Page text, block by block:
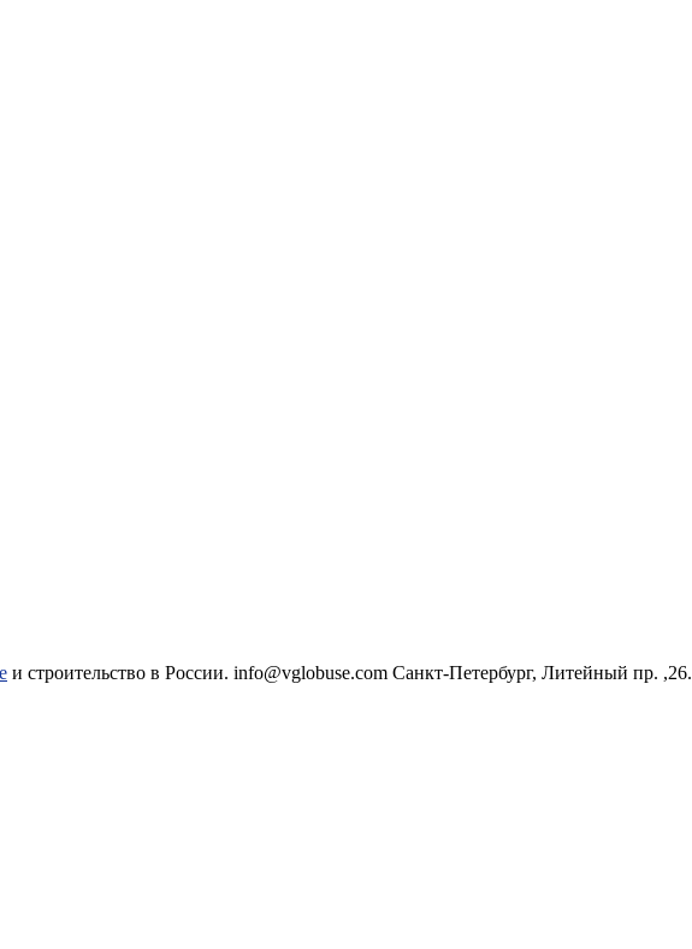
и строительство в России. info@vglobuse.com Санкт-Петербург, Литейный пр. ,26.